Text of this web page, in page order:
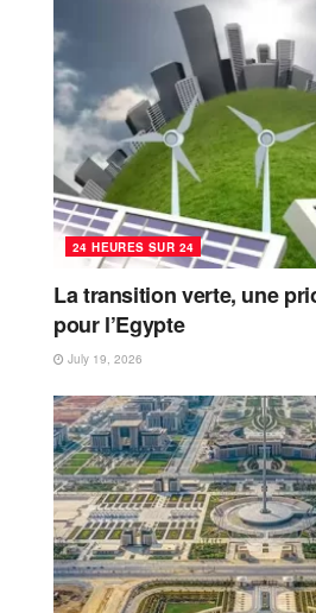
24 HEURES SUR 24
La transition verte, une
pour l’Egypte
July 19, 2026